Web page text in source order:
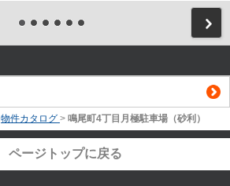
物件カタログ > 鳴尾町4丁目月極駐車場（砂利）
ページトップに戻る